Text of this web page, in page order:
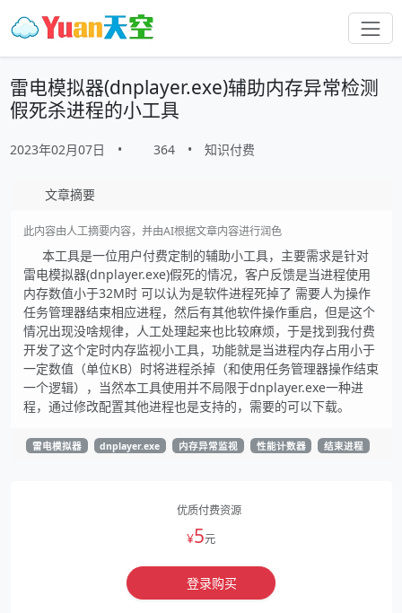
雷电模拟器(dnplayer.exe)辅助内存异常检测
假死杀进程的小工具
2023年02月07日 • 364 • 知识付费
文章摘要
此内容由人工摘要内容，并由AI根据文章内容进行润色
本工具是一位用户付费定制的辅助小工具，主要需求是针对
雷电模拟器(dnplayer.exe)假死的情况，客户反馈是当进程使用
内存数值小于32M时 可以认为是软件进程死掉了 需要人为操作
任务管理器结束相应进程，然后有其他软件操作重启，但是这个
情况出现没啥规律，人工处理起来也比较麻烦，于是找到我付费
开发了这个定时内存监视小工具，功能就是当进程内存占用小于
一定数值（单位KB）时将进程杀掉（和使用任务管理器操作结束
一个逻辑），当然本工具使用并不局限于dnplayer.exe一种进
程，通过修改配置其他进程也是支持的，需要的可以下载。
雷电模拟器 dnplayer.exe 内存异常监视 性能计数器 结束进程
优质付费资源
¥5元
登录购买